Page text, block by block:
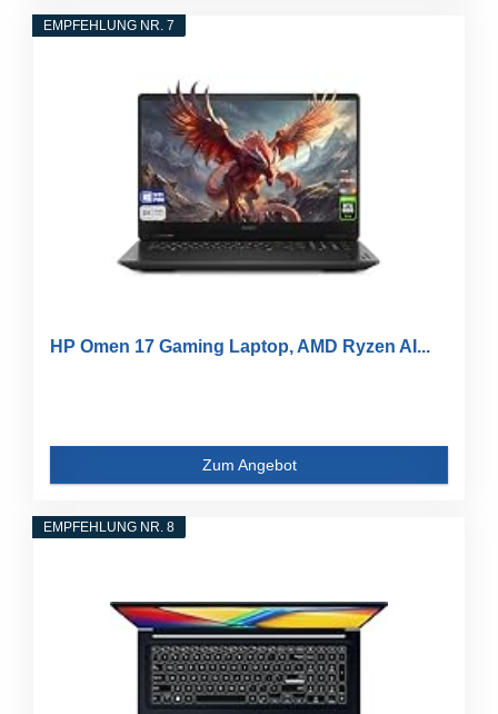
EMPFEHLUNG NR. 7
HP Omen 17 Gaming Laptop, AMD Ryzen AI...
Zum Angebot
EMPFEHLUNG NR. 8